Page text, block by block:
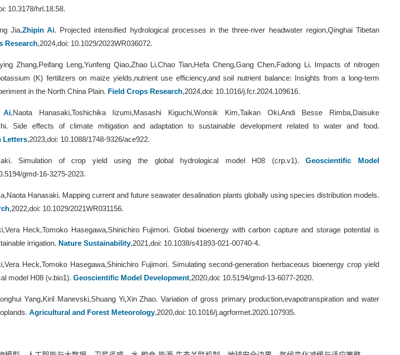
10.3178/hrl.18.58.
Jia,Zhipin Ai. Projected intensified hydrological processes in the three‐river headwater region,Qinghai Tibetan
Research,2024,doi: 10.1029/2023WR036072.
Zhang,Peifang Leng,Yunfeng Qiao,Zhao Li,Chao Tian,Hefa Cheng,Gang Chen,Fadong Li. Impacts of nitrogen
(K) fertilizers on maize yields,nutrient use efficiency,and soil nutrient balance: Insights from a long-term
in the North China Plain. Field Crops Research,2024,doi: 10.1016/j.fcr.2024.109616.
Ai,Naota Hanasaki,Toshichika Iizumi,Masashi Kiguchi,Wonsik Kim,Taikan Oki,Andi Besse Rimba,Daisuke
Side effects of climate mitigation and adaptation to sustainable development related to water and food.
Letters,2023,doi: 10.1088/1748-9326/ace922.
Simulation of crop yield using the global hydrological model H08 (crp.v1).Geoscientific Model
gmd-16-3275-2023.
Hanasaki. Mapping current and future seawater desalination plants globally using species distribution models.
,2022,doi: 10.1029/2021WR031156.
Heck,Tomoko Hasegawa,Shinichiro Fujimori. Global bioenergy with carbon capture and storage potential is
irrigation. Nature Sustainability,2021,doi: 10.1038/s41893-021-00740-4.
Heck,Tomoko Hasegawa,Shinichiro Fujimori. Simulating second-generation herbaceous bioenergy crop yield
model H08 (v.bio1). Geoscientific Model Development,2020,doi: 10.5194/gmd-13-6077-2020.
Yang,Kiril Manevski,Shuang Yi,Xin Zhao. Variation of gross primary production,evapotranspiration and water
Agricultural and Forest Meteorology,2020,doi: 10.1016/j.agrformet.2020.107935.